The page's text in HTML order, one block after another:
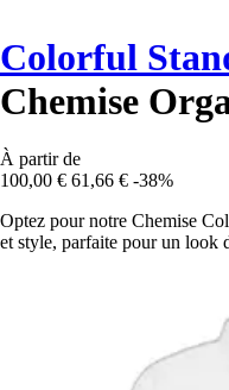
Colorful
Chemise
À partir de
100,00 € 61,66 € -38%
Optez pour notre Chemise
et style, parfaite pour un look